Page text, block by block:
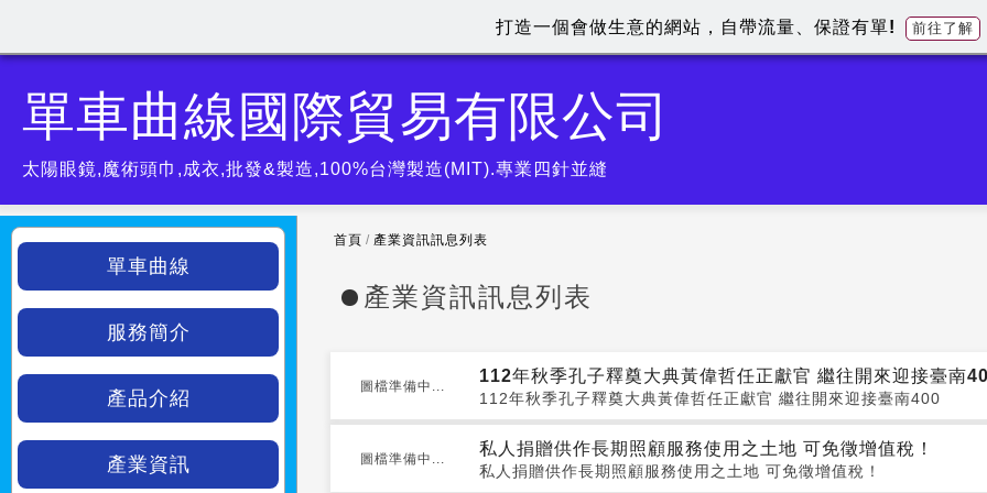
單車曲線國際貿易有限公司
太陽眼鏡,魔術頭巾,成衣,批發&製造,100%台灣製造(MIT).專業四針並縫
首頁 / 產業資訊訊息列表
產業資訊訊息列表
圖檔準備中...
112年秋季孔子釋奠大典黃偉哲任正獻官 繼往開來迎接臺南
112年秋季孔子釋奠大典黃偉哲任正獻官 繼往開來迎接臺南400
圖檔準備中...
私人捐贈供作長期照顧服務使用之土地 可免徵增值稅！
私人捐贈供作長期照顧服務使用之土地 可免徵增值稅！
單車曲線
服務簡介
產品介紹
產業資訊
打造一個會做生意的網站，自帶流量、保證有單! 前往了解